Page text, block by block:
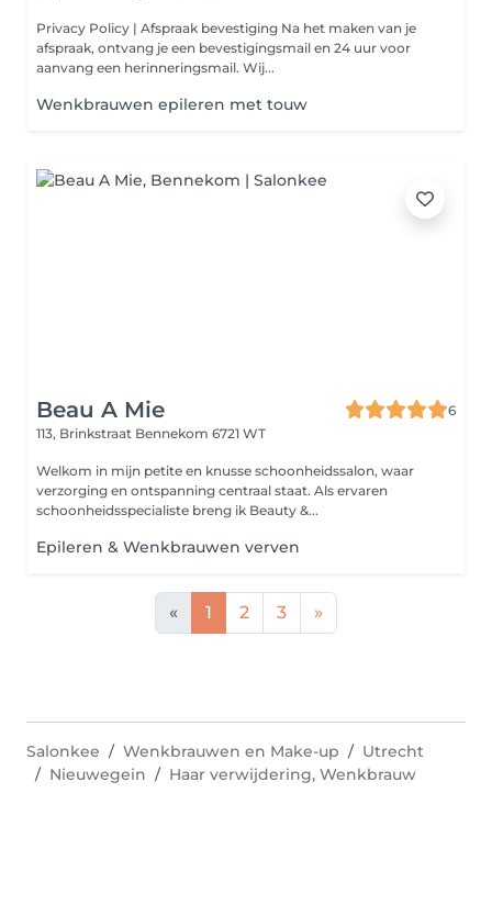
Privacy Policy | Afspraak bevestiging Na het maken van je
afspraak, ontvang je een bevestigingsmail en 24 uur voor
aanvang een herinneringsmail. Wij...
Wenkbrauwen epileren met touw
Beau A Mie
6
113, Brinkstraat Bennekom 6721 WT
Welkom in mijn petite en knusse schoonheidssalon, waar
verzorging en ontspanning centraal staat. Als ervaren
schoonheidsspecialiste breng ik Beauty &...
Epileren & Wenkbrauwen verven
« 1 2 3 »
Salonkee Wenkbrauwen en Make-up
Utrecht
Nieuwegein
Haar verwijdering, Wenkbrauw